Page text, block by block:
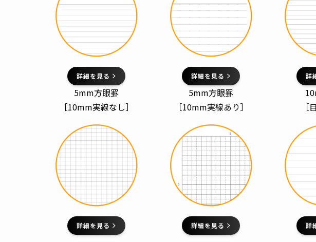
詳細を見る 詳細を見る 詳
5mm方眼罫
［10mm実線なし］
詳細を見る
5mm方眼罫
［10mm実線あり］
詳細を見る
［
詳